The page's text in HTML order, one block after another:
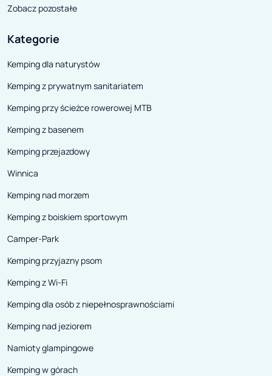
Zobacz pozostałe
Kategorie
Kemping dla naturystów
Kemping z prywatnym sanitariatem
Kemping przy ścieżce rowerowej MTB
Kemping z basenem
Kemping przejazdowy
Winnica
Kemping nad morzem
Kemping z boiskiem sportowym
Camper-Park
Kemping przyjazny psom
Kemping z Wi-Fi
Kemping dla osób z niepełnosprawnościami
Kemping nad jeziorem
Namioty glampingowe
Kemping w górach